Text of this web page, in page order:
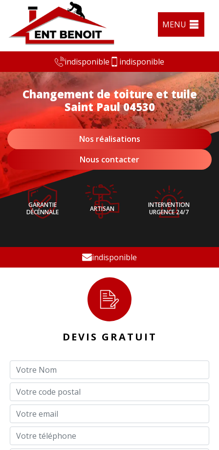
MENU
indisponible indisponible
Changement de toiture et tuile
Saint Paul 04530
Nos réalisations
Nous contacter
GARANTIE
DÉCÉNNALE
ARTISAN
INTERVENTION
URGENCE 24/7
indisponible
DEVIS GRATUIT